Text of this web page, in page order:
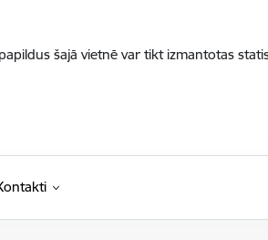
šajā vietnē var tikt izmantotas